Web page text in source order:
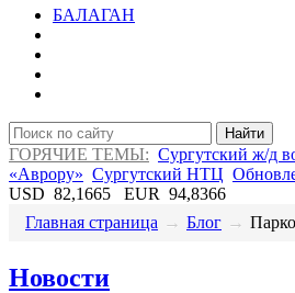
БАЛАГАН
Найти
ГОРЯЧИЕ ТЕМЫ: Сургутский ж/д
«Аврору» Сургутский НТЦ
USD 82,1665 EUR 94,8366
Главная страница → Блог →
Новости